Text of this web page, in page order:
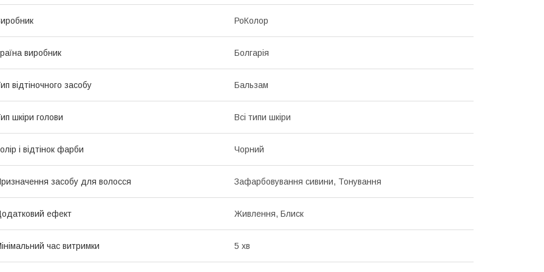
РоКолор
виробник Болгарія
відтіночного засобу Бальзам
шкіри голови Всі типи шкіри
і відтінок фарби Чорний
засобу для волосся Зафарбовування сивини, Тонування
ефект Живлення, Блиск
час витримки 5 хв